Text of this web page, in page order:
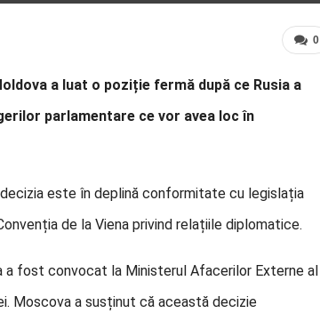
0
a luat o poziție fermă după ce Rusia a
parlamentare ce vor avea loc în
este în deplină conformitate cu legislația
de la Viena privind relațiile diplomatice.
a fost convocat la Ministerul Afacerilor Externe al
Moscova a susținut că această decizie